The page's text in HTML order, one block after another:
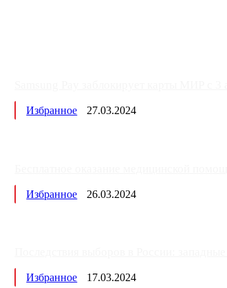
Избранное 27.03.2024
Избранное 26.03.2024
Избранное 17.03.2024